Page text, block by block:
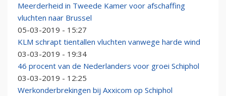
Meerderheid in Tweede Kamer voor afschaffing
vluchten naar Brussel
05-03-2019 - 15:27
KLM schrapt tientallen vluchten vanwege harde wind
03-03-2019 - 19:34
46 procent van de Nederlanders voor groei Schiphol
03-03-2019 - 12:25
Werkonderbrekingen bij Axxicom op Schiphol